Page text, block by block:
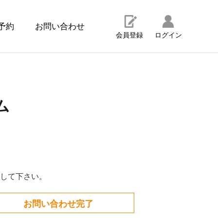
約 お問い合わせ
会員登録 ログイン
て下さい。
お問い合わせ完了